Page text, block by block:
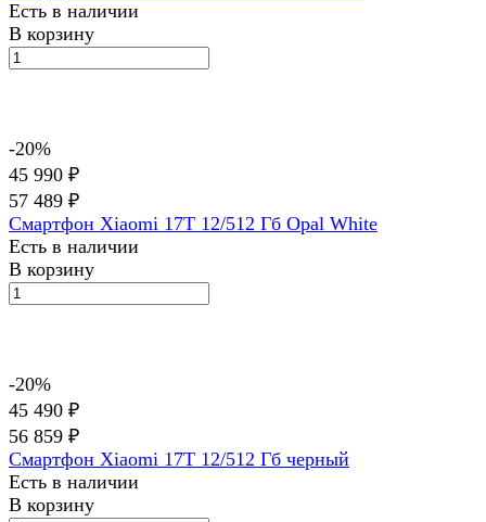
Есть в наличии
В корзину
-20%
45 990 ₽
57 489 ₽
Смартфон Xiaomi 17T 12/512 Гб Opal White
Есть в наличии
В корзину
-20%
45 490 ₽
56 859 ₽
Смартфон Xiaomi 17T 12/512 Гб черный
Есть в наличии
В корзину